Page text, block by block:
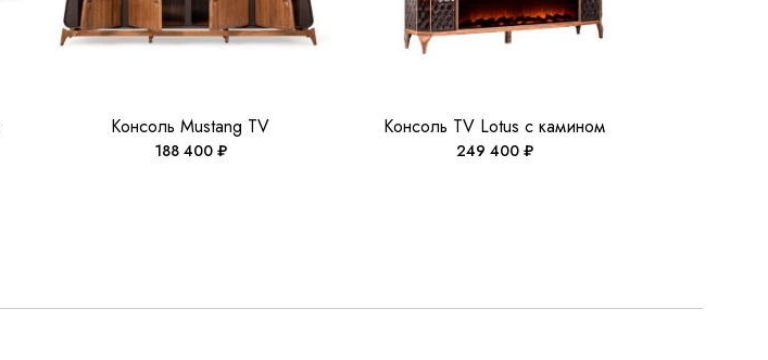
Консоль Mustang TV
188 400 ₽
Консоль TV Lotus с камином
249 400 ₽